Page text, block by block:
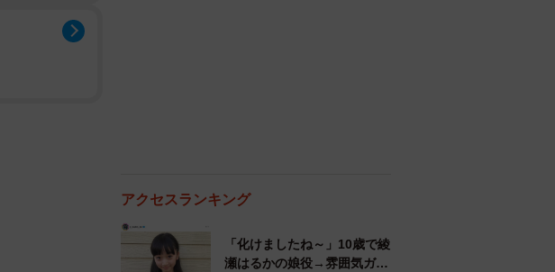
アクセスランキング
「化けましたね～」10歳で綾
瀬はるかの娘役→雰囲気ガラ